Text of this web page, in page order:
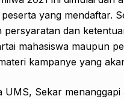
yang mendaftar.
dan
mahasiswa maupun
kampanye yang
UMS, Sekar